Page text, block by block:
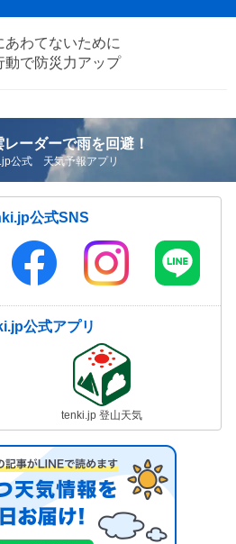
あわてないために
動で防災力アップ
レーダーで雨を回避！
公式 天気予報アプリ
公式SNS
公式アプリ
tenki.jp 登山天気